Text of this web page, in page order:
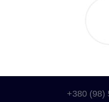
+380 (98)